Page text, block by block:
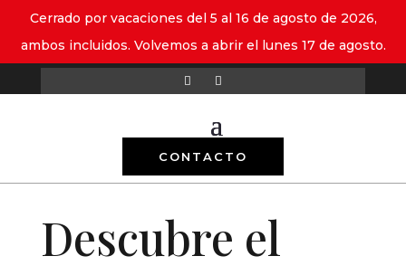
Cerrado por vacaciones del 5 al 16 de agosto de 2026,
ambos incluidos. Volvemos a abrir el lunes 17 de agosto.
CONTACTO
Descubre el